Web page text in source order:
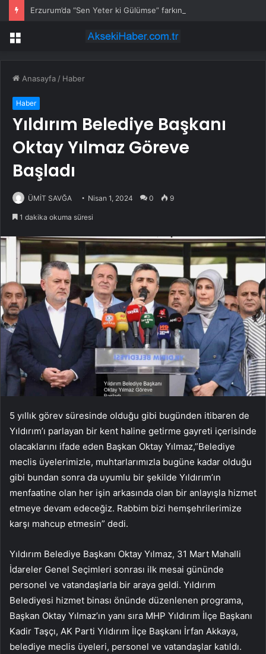
Erzurum’da “Sen Yeter ki Gülümse” farkındalığı
Menü
Anasayfa / Haber
Haber
Yıldırım Belediye Başkanı
Oktay Yılmaz Göreve
Başladı
ÜMİT SAVĞA Nisan 1, 2024 0 9
1 dakika okuma süresi
5 yıllık görev süresinde olduğu gibi bugünden itibaren de
Yıldırım’ı parlayan bir kent haline getirme gayreti içerisinde
olacaklarını ifade eden Başkan Oktay Yılmaz,”Belediye
meclis üyelerimizle, muhtarlarımızla bugüne kadar olduğu
gibi bundan sonra da uyumlu bir şekilde Yıldırım’ın
menfaatine olan her işin arkasında olan bir anlayışla hizmet
etmeye devam edeceğiz. Rabbim bizi hemşehrilerimize
karşı mahcup etmesin” dedi.
Yıldırım Belediye Başkanı Oktay Yılmaz, 31 Mart Mahalli
İdareler Genel Seçimleri sonrası ilk mesai gününde
personel ve vatandaşlarla bir araya geldi. Yıldırım
Belediyesi hizmet binası önünde düzenlenen programa,
Başkan Oktay Yılmaz’ın yanı sıra MHP Yıldırım İlçe Başkanı
Kadir Taşçı, AK Parti Yıldırım İlçe Başkanı İrfan Akkaya,
belediye meclis üyeleri, personel ve vatandaşlar katıldı.